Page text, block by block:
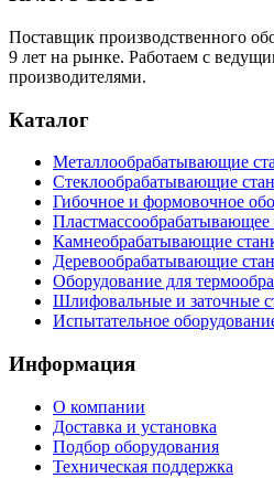
Поставщик производственного
9 лет на рынке. Работаем с
производителями.
Каталог
Металлообрабатывающие
Стеклообрабатывающие
Гибочное и формовочное
Пластмассообрабатывающее
Камнеобрабатывающие
Деревообрабатывающие
Оборудование для
Шлифовальные и заточные
Испытательное
Информация
О компании
Доставка и установка
Подбор оборудования
Техническая поддержка